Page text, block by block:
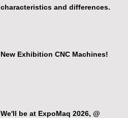
characteristics and differences.
New Exhibition CNC Machines!
We'll be at ExpoMaq 2026, @